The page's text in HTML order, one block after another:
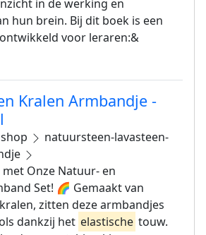
in de werking en
hun brein. Bij dit boek is een
voor leraren:&
Kralen Armbandje -
shop
natuursteen-lavasteen-
Onze Natuur- en
Set! 🌈 Gemaakt van
zitten deze armbandjes
dankzij het elastische touw.